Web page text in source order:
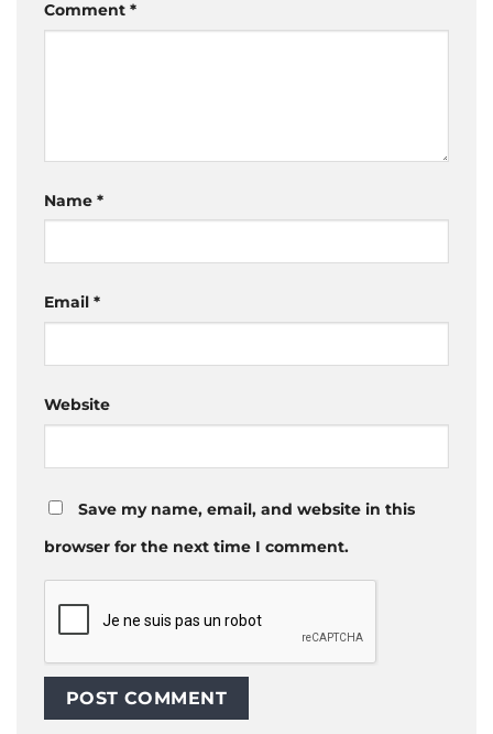
Comment *
Name *
Email *
Website
Save my name, email, and website in this
browser for the next time I comment.